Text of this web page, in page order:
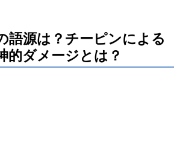
語源は？チーピンによる
的ダメージとは？